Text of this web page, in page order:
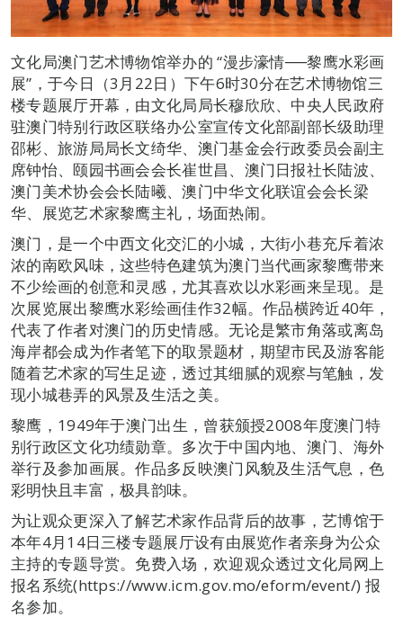
文化局澳门艺术博物馆举办的 “漫步濠情──黎鹰水彩画
展”，于今日（3月22日）下午6时30分在艺术博物馆三
楼专题展厅开幕，由文化局局长穆欣欣、中央人民政府
驻澳门特别行政区联络办公室宣传文化部副部长级助理
邵彬、旅游局局长文绮华、澳门基金会行政委员会副主
席钟怡、颐园书画会会长崔世昌、澳门日报社长陆波、
澳门美术协会会长陆曦、澳门中华文化联谊会会长梁
华、展览艺术家黎鹰主礼，场面热闹。
澳门，是一个中西文化交汇的小城，大街小巷充斥着浓
浓的南欧风味，这些特色建筑为澳门当代画家黎鹰带来
不少绘画的创意和灵感，尤其喜欢以水彩画来呈现。是
次展览展出黎鹰水彩绘画佳作32幅。作品横跨近40年，
代表了作者对澳门的历史情感。无论是繁市角落或离岛
海岸都会成为作者笔下的取景题材，期望市民及游客能
随着艺术家的写生足迹，透过其细腻的观察与笔触，发
现小城巷弄的风景及生活之美。
黎鹰，1949年于澳门出生，曾获颁授2008年度澳门特
别行政区文化功绩勋章。多次于中国内地、澳门、海外
举行及参加画展。作品多反映澳门风貌及生活气息，色
彩明快且丰富，极具韵味。
为让观众更深入了解艺术家作品背后的故事，艺博馆于
本年4月14日三楼专题展厅设有由展览作者亲身为公众
主持的专题导赏。免费入场，欢迎观众透过文化局网上
报名系统(https://www.icm.gov.mo/eform/event/) 报
名参加。